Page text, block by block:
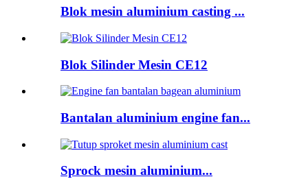
Blok mesin aluminium casting ...
Blok Silinder Mesin CE12
Bantalan aluminium engine fan...
Sprock mesin aluminium...